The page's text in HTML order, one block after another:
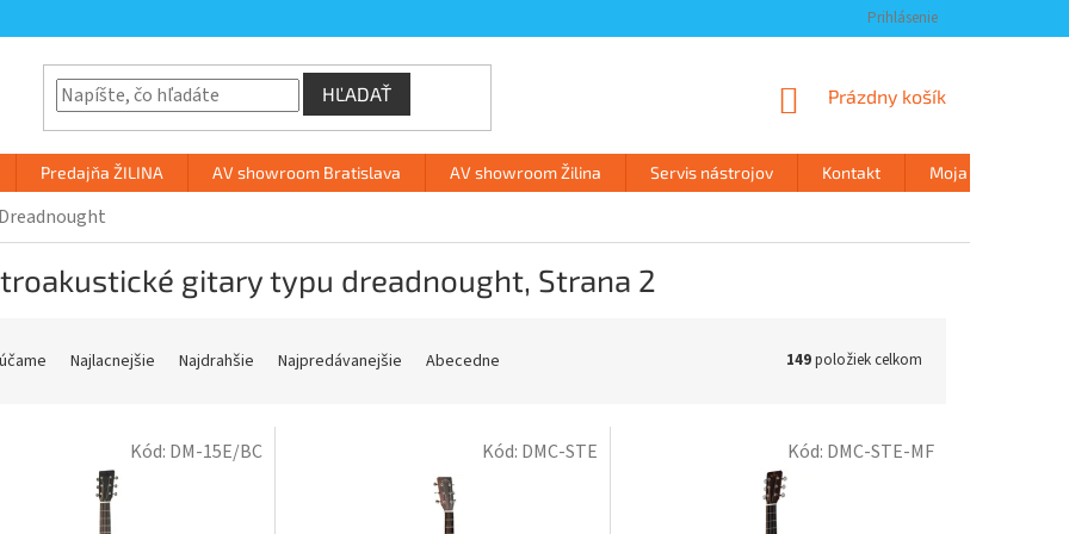
Prihlásenie
HĽADAŤ
NÁKUPNÝ
Prázdny košík
Predajňa ŽILINA AV showroom Bratislava AV showroom Žilina Servis nástrojov Kontakt Moja objednávka
Dreadnought
gitary typu dreadnought, Strana 2
Najlacnejšie Najdrahšie Najpredávanejšie Abecedne 149položiek celkom
Kód: DM-15E/BC Kód: DMC-STE Kód: DMC-STE-MF